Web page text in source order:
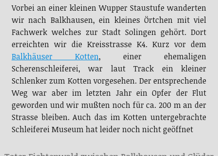
Vorbei an einer kleinen Wupper Staustufe wanderten
wir nach Balkhausen, ein kleines Örtchen mit viel
Fachwerk welches zur Stadt Solingen gehört. Dort
erreichten wir die Kreisstrasse K4. Kurz vor dem
Balkhäuser Kotten, einer ehemaligen
Scherenschleiferei, war laut Track ein kleiner
Schlenker zum Kotten vorgesehen. Der entsprechende
Weg war aber im letzten Jahr ein Opfer der Flut
geworden und wir mußten noch für ca. 200 m an der
Strasse bleiben. Auch das im Kotten untergebrachte
Schleiferei Museum hat leider noch nicht geöffnet